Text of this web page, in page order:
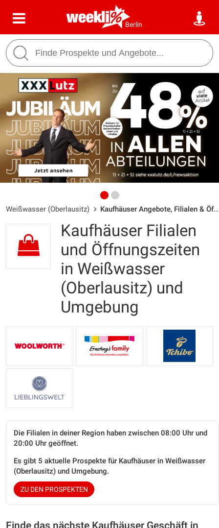
Berlin
Weißwasser (Oberlausitz) Kaufhäuser Angebote, Filialen & Öffnungszeiten
Kaufhäuser Filialen
und Öffnungszeiten
in Weißwasser
(Oberlausitz) und
Umgebung
Die Filialen in deiner Region haben zwischen 08:00 Uhr und
20:00 Uhr geöffnet.
Es gibt 5 aktuelle Prospekte für Kaufhäuser in Weißwasser
(Oberlausitz) und Umgebung.
ZU DEN PROSPEKTEN
Finde das nächste Kaufhäuser Geschäft in